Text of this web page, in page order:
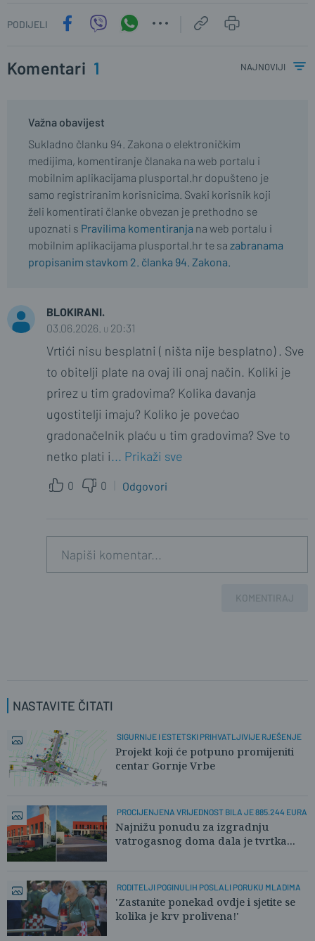
PODIJELI
Komentari 1 najnoviji
Važna obavijest
Sukladno članku 94. Zakona o elektroničkim
medijima, komentiranje članaka na web portalu i
mobilnim aplikacijama plusportal.hr dopušteno je
samo registriranim korisnicima. Svaki korisnik koji
želi komentirati članke obvezan je prethodno se
upoznati s Pravilima komentiranja na web portalu i
mobilnim aplikacijama plusportal.hr te sa zabranama
propisanim stavkom 2. članka 94. Zakona.
BLOKIRANI.
03.06.2026. u 20:31
Vrtići nisu besplatni ( ništa nije besplatno) . Sve
to obitelji plate na ovaj ili onaj način. Koliki je
prirez u tim gradovima? Kolika davanja
ugostitelji imaju? Koliko je povećao
gradonačelnik plaću u tim gradovima? Sve to
netko plati i... Prikaži sve
0 0 Odgovori
KOMENTIRAJ
NASTAVITE ČITATI
SIGURNIJE I ESTETSKI PRIHVATLJIVIJE RJEŠENJE
Projekt koji će potpuno promijeniti
centar Gornje Vrbe
PROCIJENJENA VRIJEDNOST BILA JE 885.244 EURA
Najnižu ponudu za izgradnju
vatrogasnog doma dala je tvrtka...
RODITELJI POGINULIH POSLALI PORUKU MLADIMA
'Zastanite ponekad ovdje i sjetite se
kolika je krv prolivena!'